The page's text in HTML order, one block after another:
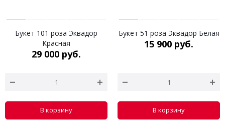
Букет 101 роза Эквадор
Красная
29 000 руб.
В корзину
Букет 51 роза Эквадор Белая
15 900 руб.
В корзину